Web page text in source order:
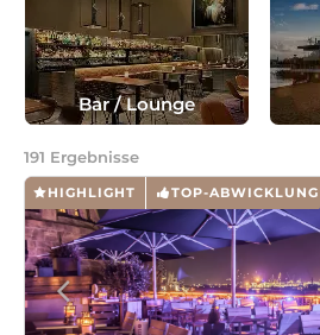
Bar / Lounge
191 Ergebnisse
HIGHLIGHT TOP-ABWICKLUNG